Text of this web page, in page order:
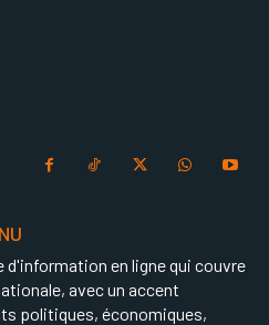
en ligne qui couvre
avec un accent
politiques, économiques,